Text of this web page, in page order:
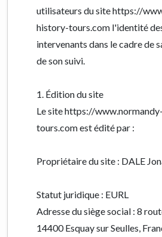
utilisateurs du site https://
history-tours.com l'identité
intervenants dans le cadre de
de son suivi.
1. Édition du site
Le site https://
tours.com est édité par :
Propriétaire du site : DALE
Statut juridique : EURL
Adresse du siège social : 8
14400 Esquay sur Seulles,